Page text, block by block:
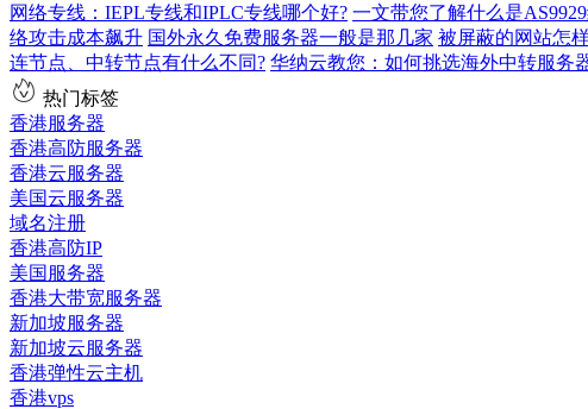
网络专线：IEPL专线和IPLC专线哪个好? 一文带您了解什么是
络攻击成本飙升 国外永久免费服务器一般是那几家 被屏蔽的网站怎
连节点、中转节点有什么不同? 华纳云教您：如何挑选海外中转服务
热门标签
香港服务器
香港高防服务器
香港云服务器
美国云服务器
域名注册
香港高防IP
美国服务器
香港大带宽服务器
新加坡服务器
新加坡云服务器
香港弹性云主机
香港vps